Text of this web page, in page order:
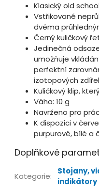
Klasický old
Vstřikované
dvěma
Černý kuličkový
Jedinečná
umožňuje
perfektní
izotopových
Kuličkový klip,
Váha: 10 g
Navrženo pro
K dispozici v
purpurové, bílé a
Doplňkové
Kategorie:
Stojany,
indikátory